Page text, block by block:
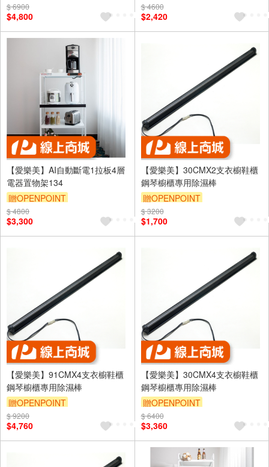
$ 6900
$4,800
$ 4600
$2,420
【愛樂美】AI自動斷電1拉板4層
電器置物架134
贈OPENPOINT
$ 4800
$3,300
【愛樂美】30CMX2支衣櫥鞋櫃
鋼琴櫥櫃專用除濕棒
贈OPENPOINT
$ 3200
$1,700
【愛樂美】91CMX4支衣櫥鞋櫃
鋼琴櫥櫃專用除濕棒
贈OPENPOINT
$ 9200
$4,760
【愛樂美】30CMX4支衣櫥鞋櫃
鋼琴櫥櫃專用除濕棒
贈OPENPOINT
$ 6400
$3,360